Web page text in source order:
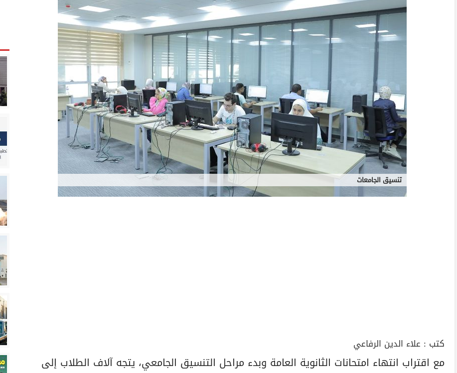
تنسيق الجامعات
كتب : علاء الدين الرفاعي
مع اقتراب انتهاء امتحانات الثانوية العامة وبدء مراحل التنسيق الجامعي، يتجه آلاف الطلاب إلى